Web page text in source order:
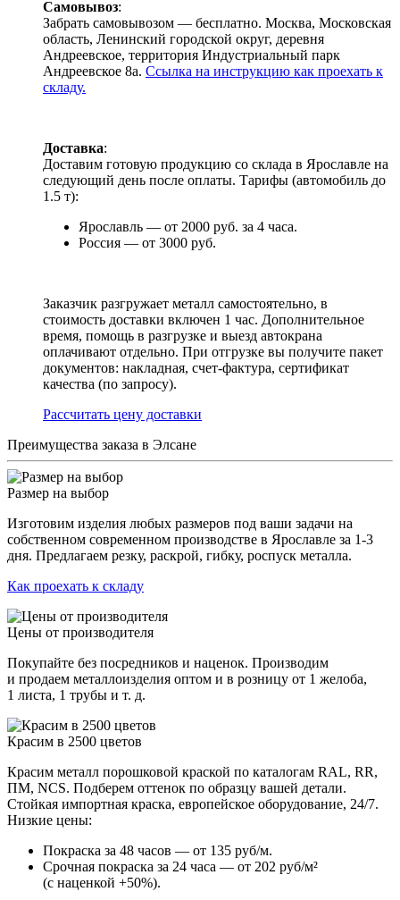
Самовывоз:
Забрать самовывозом — бесплатно. Москва, Московская
область, Ленинский городской округ, деревня
Андреевское, территория Индустриальный парк
Андреевское 8а. Ссылка на инструкцию как проехать к
складу.
Доставка:
Доставим готовую продукцию со склада в Ярославле на
следующий день после оплаты. Тарифы (автомобиль до
1.5 т):
Ярославль — от 2000 руб. за 4 часа.
Россия — от 3000 руб.
Заказчик разгружает металл самостоятельно, в
стоимость доставки включен 1 час. Дополнительное
время, помощь в разгрузке и выезд автокрана
оплачивают отдельно. При отгрузке вы получите пакет
документов: накладная, счет-фактура, сертификат
качества (по запросу).
Раcсчитать цену доставки
Преимущества заказа в Элсане
Размер на выбор
Изготовим изделия любых размеров под ваши задачи на
собственном современном производстве в Ярославле за 1-3
дня. Предлагаем резку, раскрой, гибку, роспуск металла.
Как проехать к складу
Цены от производителя
Покупайте без посредников и наценок. Производим
и продаем металлоизделия оптом и в розницу от 1 желоба,
1 листа, 1 трубы и т. д.
Красим в 2500 цветов
Красим металл порошковой краской по каталогам RAL, RR,
ПМ, NCS. Подберем оттенок по образцу вашей детали.
Стойкая импортная краска, европейское оборудование, 24/7.
Низкие цены:
Покраска за 48 часов — от 135 руб/м.
Срочная покраска за 24 часа — от 202 руб/м²
(с наценкой +50%).